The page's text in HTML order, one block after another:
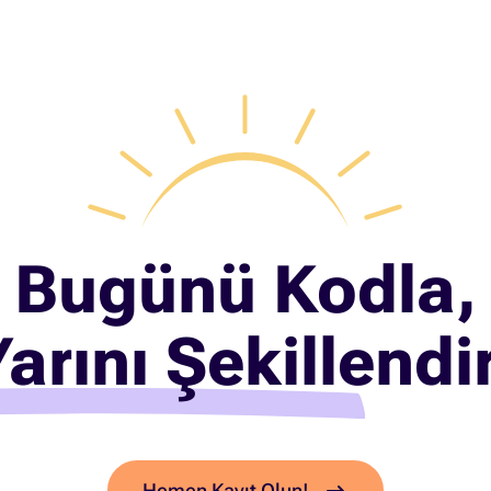
Bugünü Kodla,